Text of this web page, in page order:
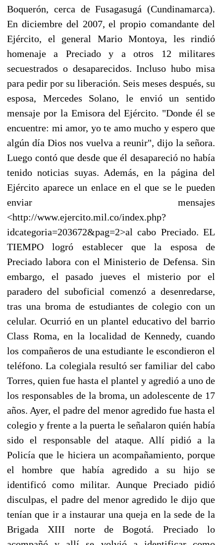
Boquerón, cerca de Fusagasugá (Cundinamarca).
En diciembre del 2007, el propio comandante del
Ejército, el general Mario Montoya, les rindió
homenaje a Preciado y a otros 12 militares
secuestrados o desaparecidos. Incluso hubo misa
para pedir por su liberación. Seis meses después, su
esposa, Mercedes Solano, le envió un sentido
mensaje por la Emisora del Ejército. "Donde él se
encuentre: mi amor, yo te amo mucho y espero que
algún día Dios nos vuelva a reunir", dijo la señora.
Luego contó que desde que él desapareció no había
tenido noticias suyas. Además, en la página del
Ejército aparece un enlace en el que se le pueden
enviar mensajes
<http://www.ejercito.mil.co/index.php?
idcategoria=203672&pag=2>al cabo Preciado. EL
TIEMPO logró establecer que la esposa de
Preciado labora con el Ministerio de Defensa. Sin
embargo, el pasado jueves el misterio por el
paradero del suboficial comenzó a desenredarse,
tras una broma de estudiantes de colegio con un
celular. Ocurrió en un plantel educativo del barrio
Class Roma, en la localidad de Kennedy, cuando
los compañeros de una estudiante le escondieron el
teléfono. La colegiala resultó ser familiar del cabo
Torres, quien fue hasta el plantel y agredió a uno de
los responsables de la broma, un adolescente de 17
años. Ayer, el padre del menor agredido fue hasta el
colegio y frente a la puerta le señalaron quién había
sido el responsable del ataque. Allí pidió a la
Policía que le hiciera un acompañamiento, porque
el hombre que había agredido a su hijo se
identificó como militar. Aunque Preciado pidió
disculpas, el padre del menor agredido le dijo que
tenían que ir a instaurar una queja en la sede de la
Brigada XIII norte de Bogotá. Preciado lo